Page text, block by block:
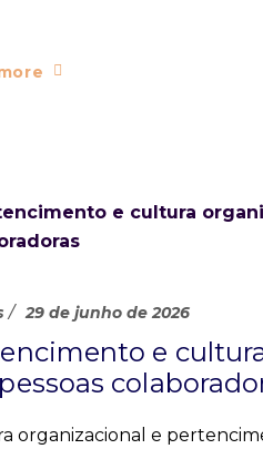
29 de junho de 2026
e
organizacional e